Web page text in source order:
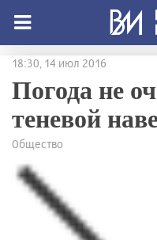
18:30, 14 июл 2016
Погода не
теневой
Общество